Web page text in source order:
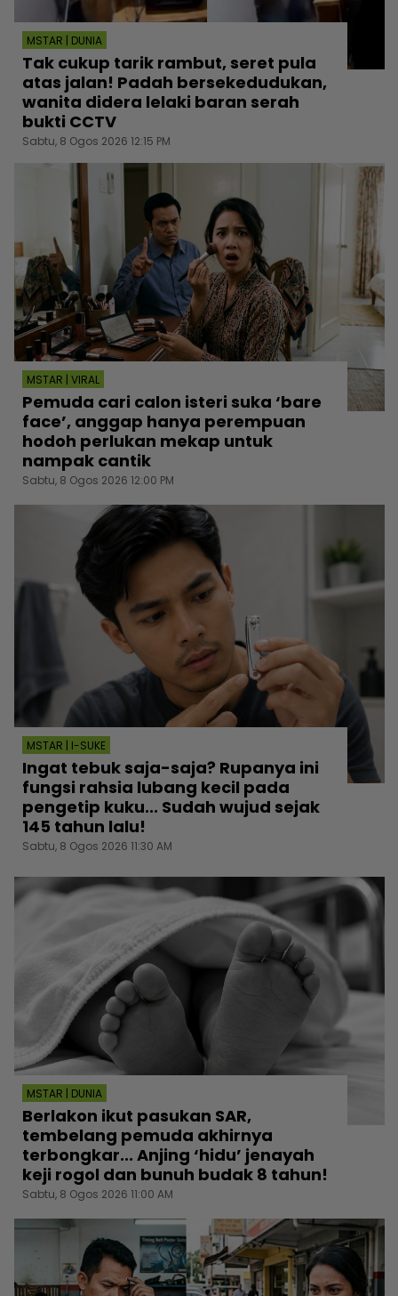
MSTAR | DUNIA
Tak cukup tarik rambut, seret pula
atas jalan! Padah bersekedudukan,
wanita didera lelaki baran serah
bukti CCTV
Sabtu, 8 Ogos 2026 12:15 PM
MSTAR | VIRAL
Pemuda cari calon isteri suka ‘bare
face’, anggap hanya perempuan
hodoh perlukan mekap untuk
nampak cantik
Sabtu, 8 Ogos 2026 12:00 PM
MSTAR | I-SUKE
Ingat tebuk saja-saja? Rupanya ini
fungsi rahsia lubang kecil pada
pengetip kuku... Sudah wujud sejak
145 tahun lalu!
Sabtu, 8 Ogos 2026 11:30 AM
MSTAR | DUNIA
Berlakon ikut pasukan SAR,
tembelang pemuda akhirnya
terbongkar... Anjing ‘hidu’ jenayah
keji rogol dan bunuh budak 8 tahun!
Sabtu, 8 Ogos 2026 11:00 AM